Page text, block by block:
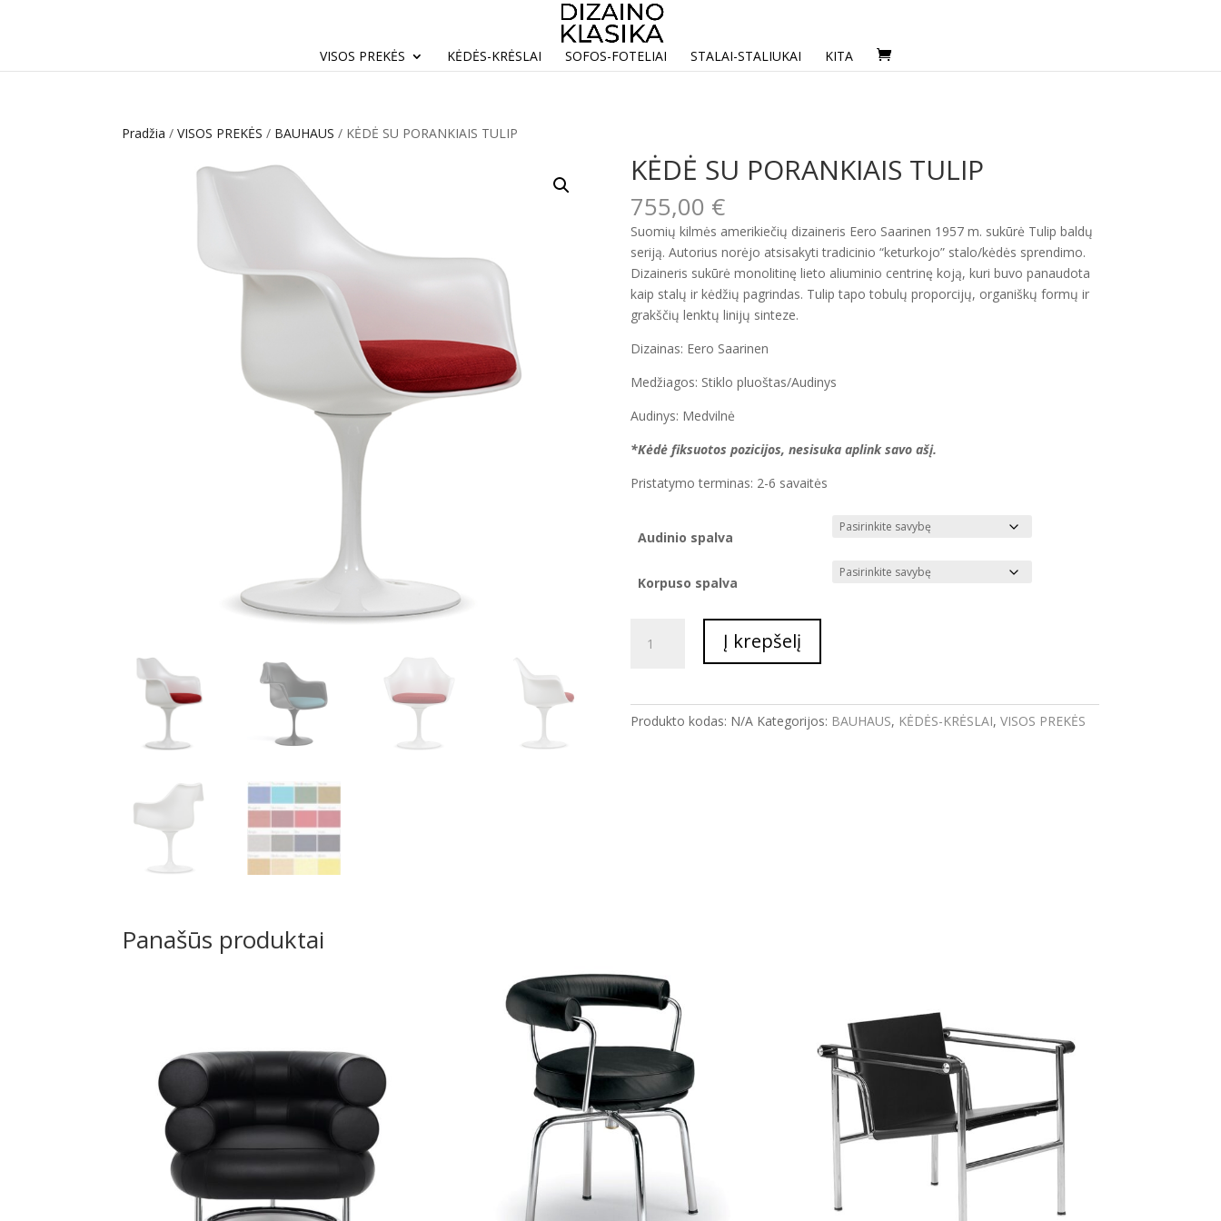
VISOS PREKĖS KĖDĖS-KRĖSLAI SOFOS-FOTELIAI STALAI-STALIUKAI KITA
Pradžia /VISOS PREKĖS / BAUHAUS / KĖDĖ SU PORANKIAIS TULIP
KĖDĖ SU PORANKIAIS TULIP
755,00 €
Suomių kilmės amerikiečių dizaineris Eero Saarinen 1957 m. sukūrė Tulip baldų
seriją. Autorius norėjo atsisakyti tradicinio “keturkojo” stalo/kėdės sprendimo.
Dizaineris sukūrė monolitinę lieto aliuminio centrinę koją, kuri buvo panaudota
kaip stalų ir kėdžių pagrindas. Tulip tapo tobulų proporcijų, organiškų formų ir
grakščių lenktų linijų sinteze.
Dizainas: Eero Saarinen
Medžiagos: Stiklo pluoštas/Audinys
Audinys: Medvilnė
*Kėdė fiksuotos pozicijos, nesisuka aplink savo ašį.
Pristatymo terminas: 2-6 savaitės
Audinio spalva
Korpuso spalva
kiekis:
PORANKIAIS
Į krepšelį
Produkto kodas: N/A Kategorijos: BAUHAUS, KĖDĖS-KRĖSLAI, VISOS PREKĖS
Panašūs produktai